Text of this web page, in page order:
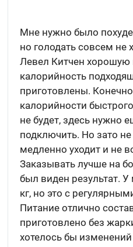
Мне нужно было
но голодать совсем не
Левел Китчен хорошую
калорийность
приготовлены.
калорийности
не будет, здесь нужно
подключить. Но зато
медленно уходит и не
Заказывать лучше на
был виден результат.
кг, но это с
Питание отлично
приготовлено без
хотелось бы